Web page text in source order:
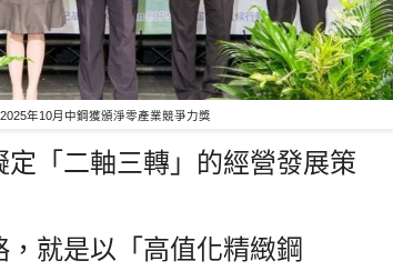
2025年10月中鋼獲頒淨零產業競爭力獎
「二軸三轉」的經營發展策
就是以「高值化精緻鋼